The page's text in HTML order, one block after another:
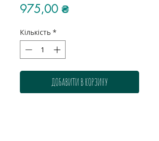
975,00 ₴Ціна
Кількість *
ДОБАВИТИ В КОРЗИНУ